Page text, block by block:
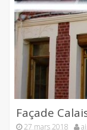
Façade
27 mars 2018